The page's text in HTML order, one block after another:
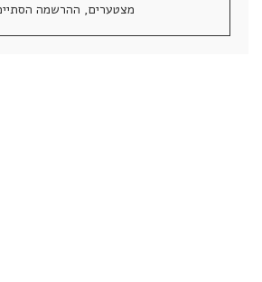
מצטערים, ההרשמה